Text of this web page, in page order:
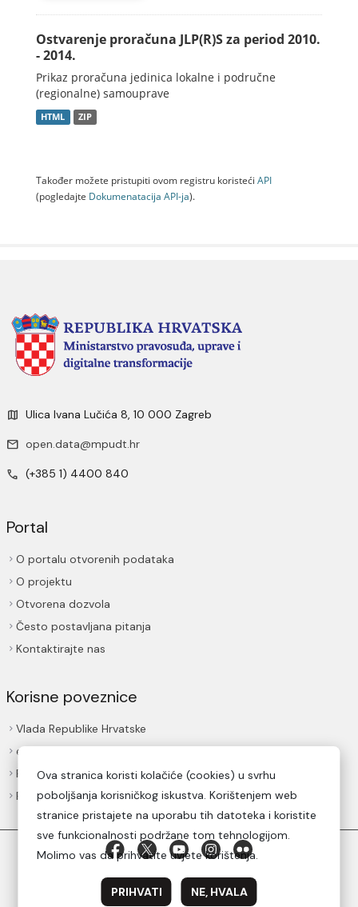
Ostvarenje proračuna JLP(R)S za period 2010.
- 2014.
Prikaz proračuna jedinica lokalne i područne
(regionalne) samouprave
HTML ZIP
Također možete pristupiti ovom registru koristeći API
(pogledajte Dokumenаtаcijа API-jа).